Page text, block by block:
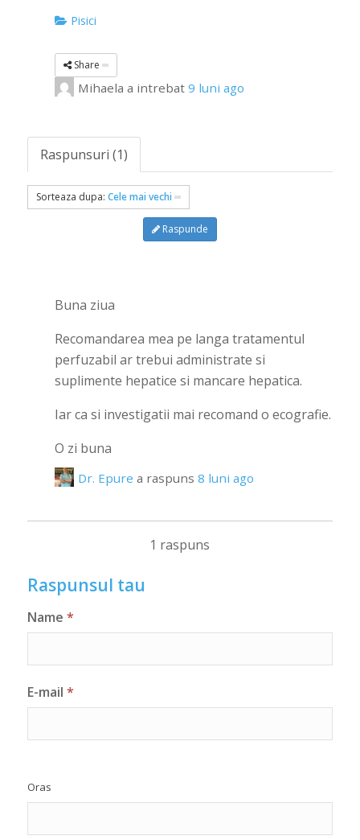
Pisici
Share
Mihaela a intrebat 9 luni ago
Raspunsuri (1)
Sorteaza dupa: Cele mai vechi
Raspunde
Buna ziua
Recomandarea mea pe langa tratamentul
perfuzabil ar trebui administrate si
suplimente hepatice si mancare hepatica.
Iar ca si investigatii mai recomand o ecografie.
O zi buna
Dr. Epure a raspuns 8 luni ago
1 raspuns
Raspunsul tau
Name *
E-mail *
Oras